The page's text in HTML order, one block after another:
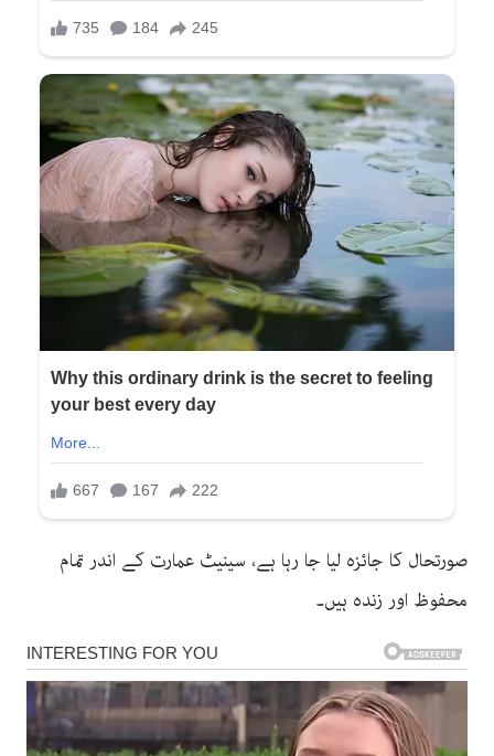
صورتحال کا جائزہ لیا جا رہا ہے، سینیٹ عمارت کے اندر تمام
محفوظ اور زندہ ہیں۔